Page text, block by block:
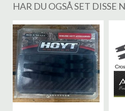
HAR DU OGSÅ SET DISSE